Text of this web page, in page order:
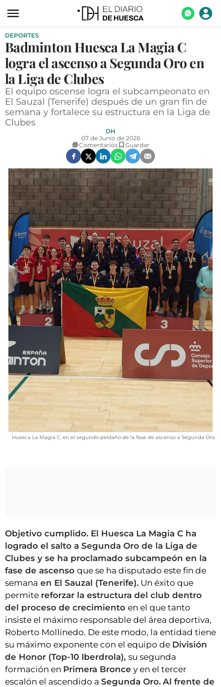
ACTUALIDAD
ECONOMÍA
TECNOLOGÍA
TURISMO
AGROALIMENTACIÓN
SOCIEDAD
OPINIÓN
GALERÍAS
VÍDEOS
CONTACTAR
FIESTAS EN EL ALTO ARAGÓN
FIESTAS DE SAN LORENZO
AGENDA
CARTELERA
HORÓSCOPO
ESQUELAS
CLUB DEL AMIGO MILITANTE
INICIAR SESIÓN
DEPORTES
Badminton Huesca La Magia C
logra el ascenso a Segunda Oro en
la Liga de Clubes
El equipo oscense logra el subcampeonato en
El Sauzal (Tenerife) después de un gran fin de
semana y fortalece su estructura en la Liga de
Clubes
DH
07 de Junio de 2026
Comentarios
Guardar
Huesca La Magia C, en el segundo peldaño de la fase de ascenso a Segunda Oro.
Objetivo cumplido. El Huesca La Magia C ha
logrado el salto a Segunda Oro de la Liga de
Clubes y se ha proclamado subcampeón en la
fase de ascenso que se ha disputado este fin de
semana en El Sauzal (Tenerife). Un éxito que
permite reforzar la estructura del club dentro
del proceso de crecimiento en el que tanto
insiste el máximo responsable del área deportiva,
Roberto Mollinedo. De este modo, la entidad tiene
su máximo exponente con el equipo de División
de Honor (Top-10 Iberdrola), su segunda
formación en Primera Bronce y en el tercer
escalón el ascendido a Segunda Oro. Al frente de